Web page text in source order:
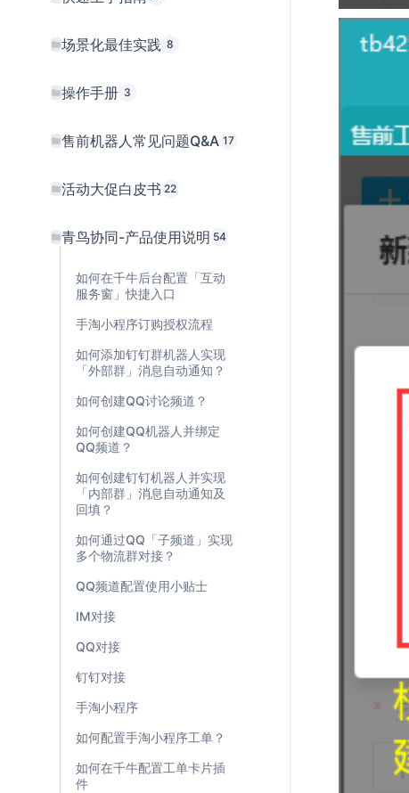
场景化最佳实践 8
操作手册 3
售前机器人常见问题Q&A 17
活动大促白皮书 22
青鸟协同-产品使用说明 54
如何在千牛后台配置「互动
服务窗」快捷入口
手淘小程序订购授权流程
如何添加钉钉群机器人实现
「外部群」消息自动通知？
如何创建QQ讨论频道？
如何创建QQ机器人并绑定
QQ频道？
如何创建钉钉机器人并实现
「内部群」消息自动通知及
回填？
如何通过QQ「子频道」实现
多个物流群对接？
QQ频道配置使用小贴士
IM对接
QQ对接
钉钉对接
手淘小程序
如何配置手淘小程序工单？
如何在千牛配置工单卡片插
件